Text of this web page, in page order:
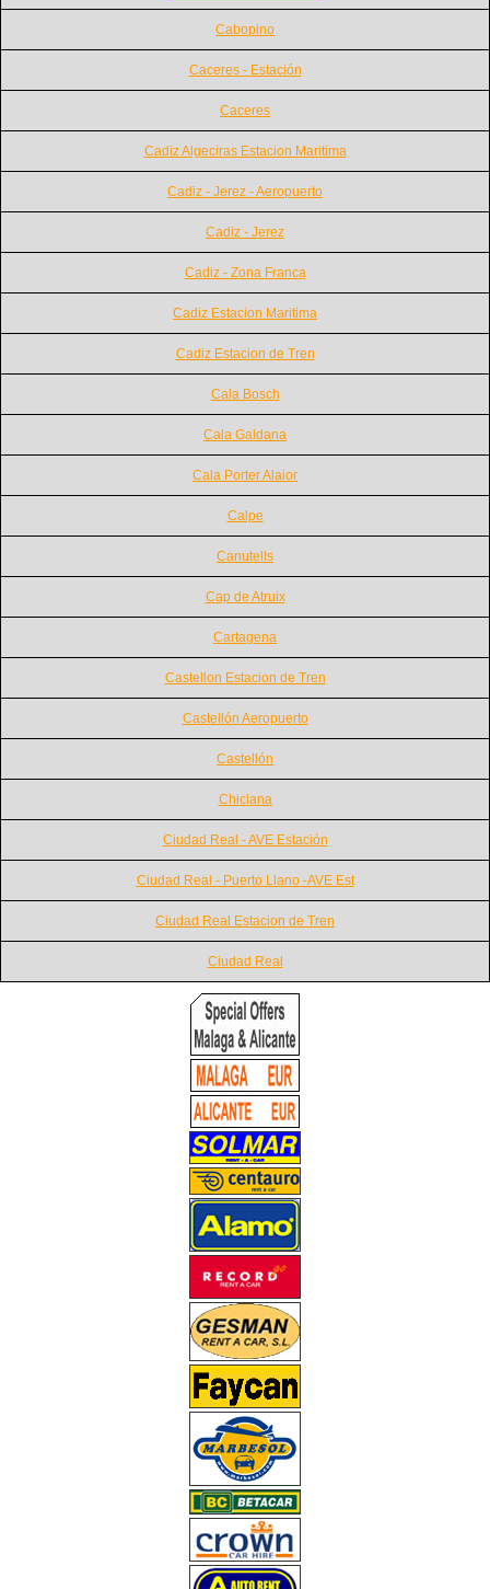
Cabopino
Caceres - Estación
Caceres
Cadiz Algeciras Estacion Maritima
Cadiz - Jerez - Aeropuerto
Cadiz - Jerez
Cadiz - Zona Franca
Cadiz Estacion Maritima
Cadiz Estacion de Tren
Cala Bosch
Cala Galdana
Cala Porter Alaior
Calpe
Canutells
Cap de Atruix
Cartagena
Castellon Estacion de Tren
Castellón Aeropuerto
Castellón
Chiclana
Ciudad Real - AVE Estación
Ciudad Real - Puerto Llano -AVE Est
Ciudad Real Estacion de Tren
Ciudad Real